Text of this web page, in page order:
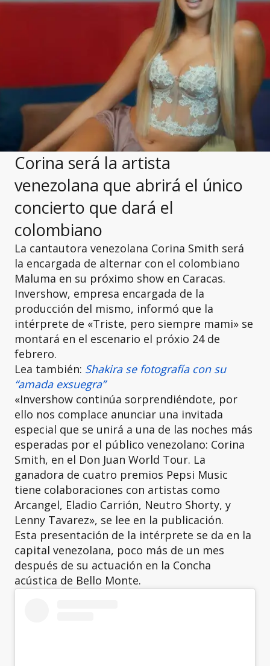
Corina será la artista
venezolana que abrirá el único
concierto que dará el
colombiano
La cantautora venezolana Corina Smith será
la encargada de alternar con el colombiano
Maluma en su próximo show en Caracas.
Invershow, empresa encargada de la
producción del mismo, informó que la
intérprete de «Triste, pero siempre mami» se
montará en el escenario el próxio 24 de
febrero.
Lea también: Shakira se fotografía con su
“amada exsuegra”
«Invershow continúa sorprendiéndote, por
ello nos complace anunciar una invitada
especial que se unirá a una de las noches más
esperadas por el público venezolano: Corina
Smith, en el Don Juan World Tour. La
ganadora de cuatro premios Pepsi Music
tiene colaboraciones con artistas como
Arcangel, Eladio Carrión, Neutro Shorty, y
Lenny Tavarez», se lee en la publicación.
Esta presentación de la intérprete se da en la
capital venezolana, poco más de un mes
después de su actuación en la Concha
acústica de Bello Monte.